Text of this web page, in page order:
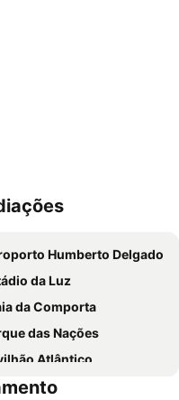
Humberto Delgado
da Luz
da Comporta
das Nações
Atlântico